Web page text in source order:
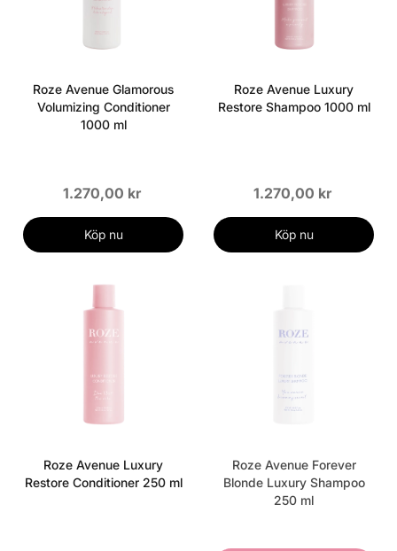
Roze Avenue Glamorous
Volumizing Conditioner
1000 ml
1.270,00 kr
Köp nu
Roze Avenue Luxury
Restore Shampoo 1000 ml
1.270,00 kr
Köp nu
Roze Avenue Luxury
Restore Conditioner 250 ml
Roze Avenue Forever
Blonde Luxury Shampoo
250 ml